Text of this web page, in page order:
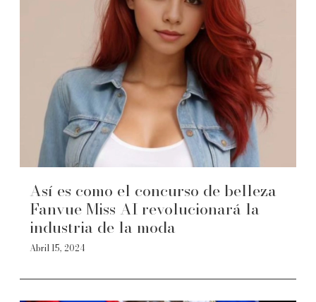
Así es como el concurso de belleza
Fanvue Miss AI revolucionará la
industria de la moda
Abril 15, 2024